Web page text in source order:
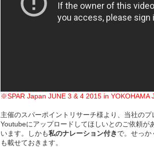
※SPAR Japan JUNE 3 & 4 2015 in YOKOHAMA
主催のスパーポイントリサーチ様より、当社の
Youtubeにアップロードしてほしいとのご依頼が
います。しかも私のナレーション付き で。せっか
も載せておきます。